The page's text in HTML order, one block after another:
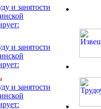
и занятости
и занятости
и занятости